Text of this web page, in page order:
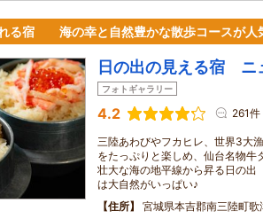
る宿 海の幸と自然豊かな散歩コースが人
日の出の見える宿 ニ
フォトギャラリー
4.2 261件
三陸あわびやフカヒレ、世界3大
をたっぷりと楽しめ、仙台名物牛
壮大な海の地平線から昇る日の出
は大自然がいっぱい♪
住所
宮城県本吉郡南三陸町歌